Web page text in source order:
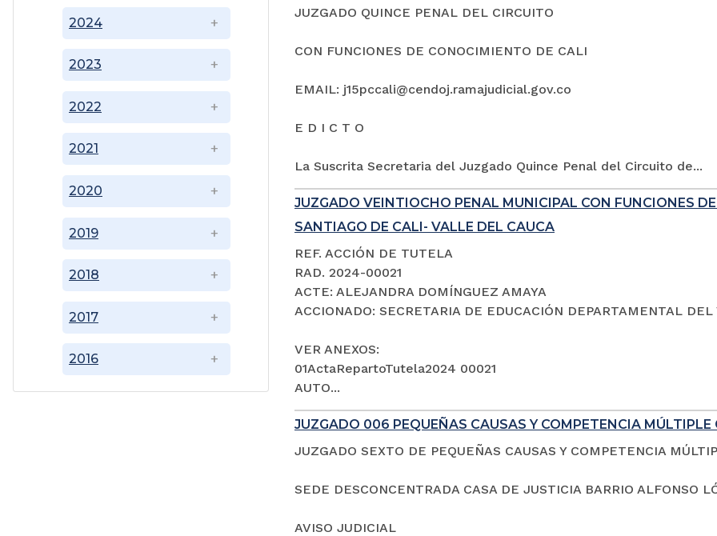
2016
2017
2018
2019
2020
2021
2022
2023
2024
JUZGADO QUINCE PENAL DEL CIRCUITO
CON FUNCIONES DE CONOCIMIENTO DE CALI
EMAIL: j15pccali@cendoj.ramajudicial.gov.co
E D I C T O
La Suscrita Secretaria del Juzgado Quince Penal del Circuito de...
JUZGADO VEINTIOCHO PENAL MUNICIPAL CON FUNCIONES
SANTIAGO DE CALI- VALLE DEL CAUCA
REF. ACCIÓN DE TUTELA
RAD. 2024-00021
ACTE: ALEJANDRA DOMÍNGUEZ AMAYA
ACCIONADO: SECRETARIA DE EDUCACIÓN DEPARTAMENTAL
VER ANEXOS:
01ActaRepartoTutela2024 00021
AUTO...
JUZGADO 006 PEQUEÑAS CAUSAS Y COMPETENCIA MÚLTIPLE
JUZGADO SEXTO DE PEQUEÑAS CAUSAS Y COMPETENCIA
SEDE DESCONCENTRADA CASA DE JUSTICIA BARRIO ALFONSO
AVISO JUDICIAL